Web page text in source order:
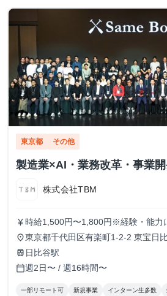
東京都 その他
製造業×AI・業務改革・事業
株式会社TBM
currency_yen 時給1,500円〜1,800円※経験・能力
place東京都千代田区有楽町1-2-2 東宝日
train 日比谷駅
calendar_today週2日〜 / 週16時間〜
一部リモート可 新規事業 インターン生多数